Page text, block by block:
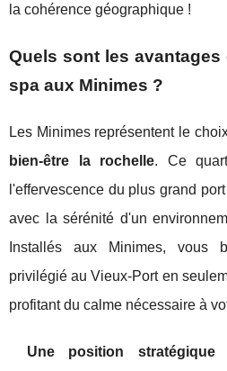
la cohérence géographique !
Quels sont les
spa aux Minimes ?
Les Minimes représentent le
bien-être la rochelle. Ce
l'effervescence du plus grand
avec la sérénité d'un
Installés aux Minimes, vous
privilégié au Vieux-Port en
profitant du calme nécessaire à
Une position